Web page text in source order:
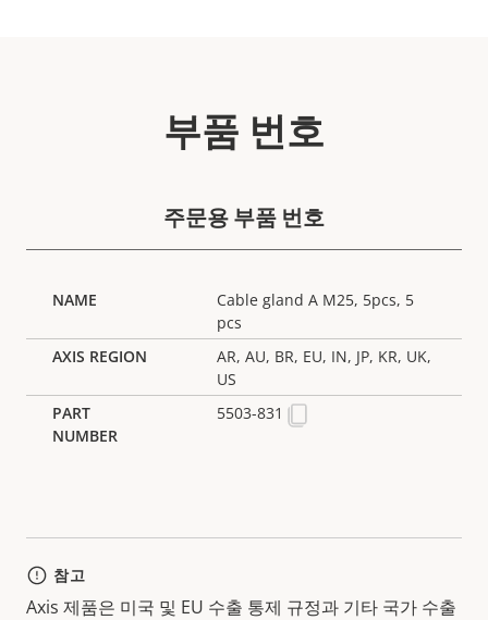
부품 번호
주문용 부품 번호
Cable gland A M25, 5pcs, 5
pcs
AR, AU, BR, EU, IN, JP, KR, UK,
US
5503-831
참고
Axis 제품은 미국 및 EU 수출 통제 규정과 기타 국가 수출